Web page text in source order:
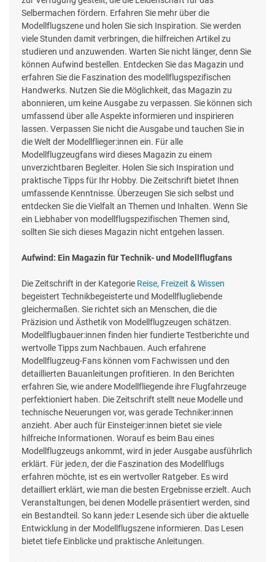
Selbermachen fördern. Erfahren Sie mehr über die
Modellflugszene und holen Sie sich Inspiration. Sie werden
viele Stunden damit verbringen, die hilfreichen Artikel zu
studieren und anzuwenden. Warten Sie nicht länger, denn Sie
können Aufwind bestellen. Entdecken Sie das Magazin und
erfahren Sie die Faszination des modellflugspezifischen
Handwerks. Nutzen Sie die Möglichkeit, das Magazin zu
abonnieren, um keine Ausgabe zu verpassen. Sie können sich
umfassend über alle Aspekte informieren und inspirieren
lassen. Verpassen Sie nicht die Ausgabe und tauchen Sie in
die Welt der Modellflieger:innen ein. Für alle
Modellflugzeugfans wird dieses Magazin zu einem
unverzichtbaren Begleiter. Holen Sie sich Inspiration und
praktische Tipps für Ihr Hobby. Die Zeitschrift bietet Ihnen
umfassende Kenntnisse. Überzeugen Sie sich selbst und
entdecken Sie die Vielfalt an Themen und Inhalten. Wenn Sie
ein Liebhaber von modellflugspezifischen Themen sind,
sollten Sie sich dieses Magazin nicht entgehen lassen.
Aufwind: Ein Magazin für Technik- und Modellflugfans
Die Zeitschrift in der Kategorie Reise, Freizeit & Wissen
begeistert Technikbegeisterte und Modellflugliebende
gleichermaßen. Sie richtet sich an Menschen, die die
Präzision und Ästhetik von Modellflugzeugen schätzen.
Modellflugbauer:innen finden hier fundierte Testberichte und
wertvolle Tipps zum Nachbauen. Auch erfahrene
Modellflugzeug-Fans können vom Fachwissen und den
detaillierten Bauanleitungen profitieren. In den Berichten
erfahren Sie, wie andere Modellfliegende ihre Flugfahrzeuge
perfektioniert haben. Die Zeitschrift stellt neue Modelle und
technische Neuerungen vor, was gerade Techniker:innen
anzieht. Aber auch für Einsteiger:innen bietet sie viele
hilfreiche Informationen. Worauf es beim Bau eines
Modellflugzeugs ankommt, wird in jeder Ausgabe ausführlich
erklärt. Für jede:n, der die Faszination des Modellflugs
erfahren möchte, ist es ein wertvoller Ratgeber. Es wird
detailliert erklärt, wie man die besten Ergebnisse erzielt. Auch
Veranstaltungen, bei denen Modelle präsentiert werden, sind
ein Bestandteil. So kann jede:r Lesende sich über die aktuelle
Entwicklung in der Modellflugszene informieren. Das Lesen
bietet tiefe Einblicke und praktische Anleitungen.